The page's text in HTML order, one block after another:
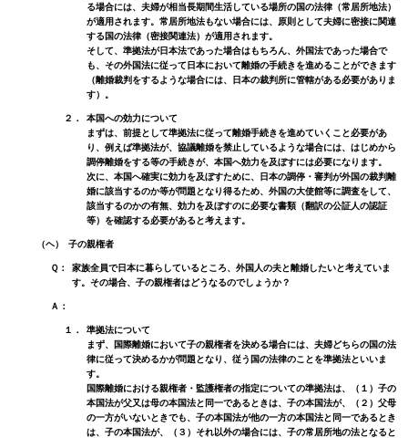
る場合には、夫婦が相当長期間生活している場所の国の法律（常居所地法）
が適用されます。常居所地法もない場合には、原則として夫婦に密接に関連
する国の法律（密接関連法）が適用されます。
そして、準拠法が日本法であった場合はもちろん、外国法であった場合で
も、その外国法に従って日本において離婚の手続きを進めることができます
（離婚裁判をするような場合には、日本の裁判所に管轄がある必要がありま
す）。
２．
本国への効力について
まずは、前提として準拠法に従って離婚手続きを進めていくこと必要があ
り、例えば準拠法が、協議離婚を禁止しているような場合には、はじめから
調停離婚をする等の手続きが、本国へ効力を及ぼすには必要になります。
次に、本国へ確実に効力を及ぼすために、日本の調停・審判が外国の裁判離
婚に該当するのか等が問題となり得るため、外国の大使館等に調査をして、
該当するのかの有無、効力を及ぼすのに必要な書類（翻訳の公証人の認証
等）を確認する必要があると考えます。
（ヘ） 子の親権者
Ｑ：
家族全員で日本に暮らしているところ、外国人の夫と離婚したいと考えていま
す。その場合、子の親権者はどうなるのでしょうか？
Ａ：
１．
準拠法について
まず、国際離婚において子の親権者を決める場合には、夫婦どちらの国の法
律に従って決めるかが問題となり、従う国の法律のことを準拠法といいま
す。
国際離婚における親権者・監護権者の指定についての準拠法は、（１）子の
本国法が父又は母の本国法と同一であるときは、子の本国法が、（２）父母
の一方がいないときでも、子の本国法が他の一方の本国法と同一であるとき
は、子の本国法が、（３）それ以外の場合には、子の常居所地の法となると